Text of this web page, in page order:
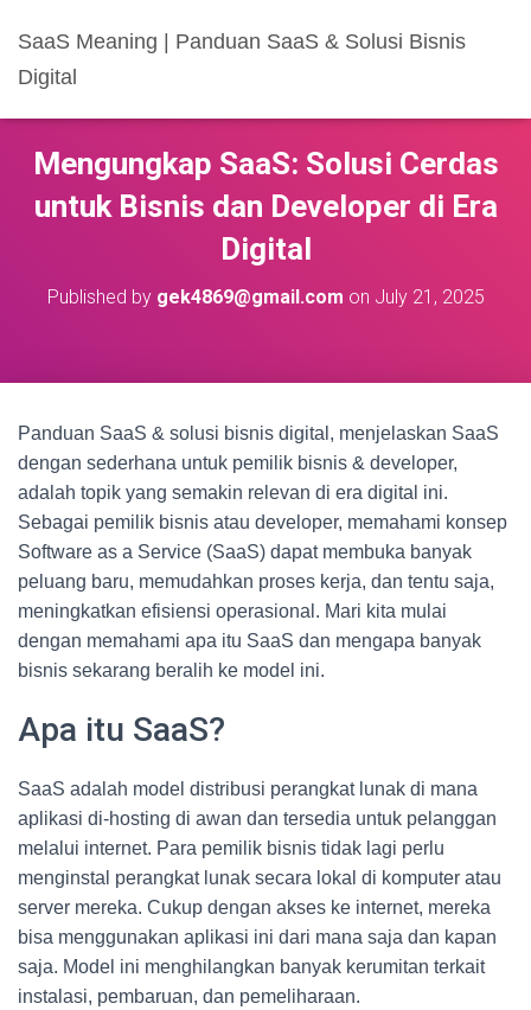
SaaS Meaning | Panduan SaaS & Solusi Bisnis
Digital
Mengungkap SaaS: Solusi Cerdas
untuk Bisnis dan Developer di Era
Digital
Published by gek4869@gmail.com on July 21, 2025
Panduan SaaS & solusi bisnis digital, menjelaskan SaaS
dengan sederhana untuk pemilik bisnis & developer,
adalah topik yang semakin relevan di era digital ini.
Sebagai pemilik bisnis atau developer, memahami konsep
Software as a Service (SaaS) dapat membuka banyak
peluang baru, memudahkan proses kerja, dan tentu saja,
meningkatkan efisiensi operasional. Mari kita mulai
dengan memahami apa itu SaaS dan mengapa banyak
bisnis sekarang beralih ke model ini.
Apa itu SaaS?
SaaS adalah model distribusi perangkat lunak di mana
aplikasi di-hosting di awan dan tersedia untuk pelanggan
melalui internet. Para pemilik bisnis tidak lagi perlu
menginstal perangkat lunak secara lokal di komputer atau
server mereka. Cukup dengan akses ke internet, mereka
bisa menggunakan aplikasi ini dari mana saja dan kapan
saja. Model ini menghilangkan banyak kerumitan terkait
instalasi, pembaruan, dan pemeliharaan.